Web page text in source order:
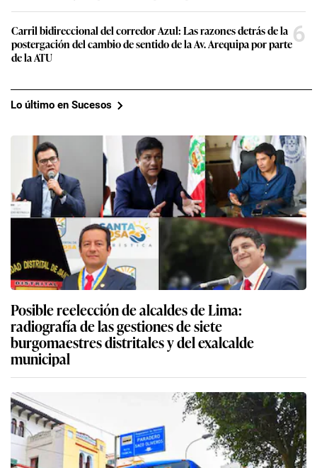
Carril bidireccional del corredor Azul: Las razones detrás de la
postergación del cambio de sentido de la Av. Arequipa por parte
de la ATU
6
Lo último en Sucesos
Posible reelección de alcaldes de Lima:
radiografía de las gestiones de siete
burgomaestres distritales y del exalcalde
municipal